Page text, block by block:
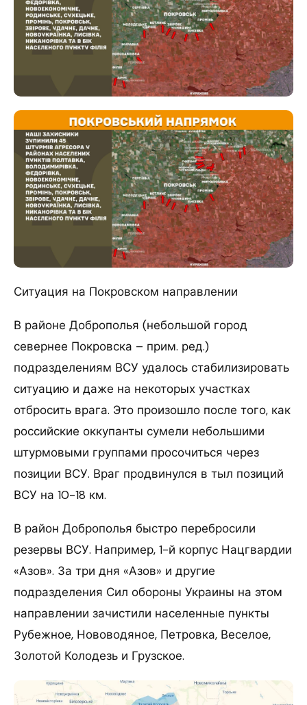
Ситуация на Покровском направлении
В районе Доброполья (небольшой город
севернее Покровска – прим. ред.)
подразделениям ВСУ удалось стабилизировать
ситуацию и даже на некоторых участках
отбросить врага. Это произошло после того, как
российские оккупанты сумели небольшими
штурмовыми группами просочиться через
позиции ВСУ. Враг продвинулся в тыл позиций
ВСУ на 10-18 км.
В район Доброполья быстро перебросили
резервы ВСУ. Например, 1-й корпус Нацгвардии
«Азов». За три дня «Азов» и другие
подразделения Сил обороны Украины на этом
направлении зачистили населенные пункты
Рубежное, Нововодяное, Петровка, Веселое,
Золотой Колодезь и Грузское.